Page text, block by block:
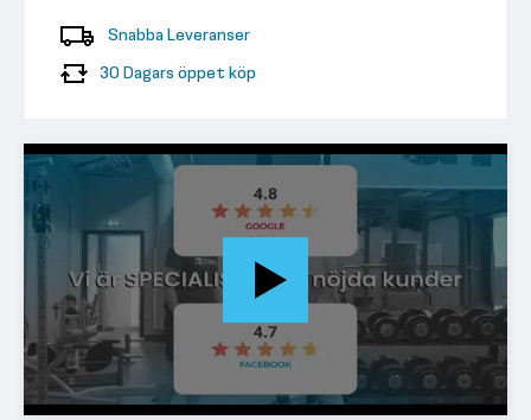
Snabba Leveranser
30 Dagars öppet köp